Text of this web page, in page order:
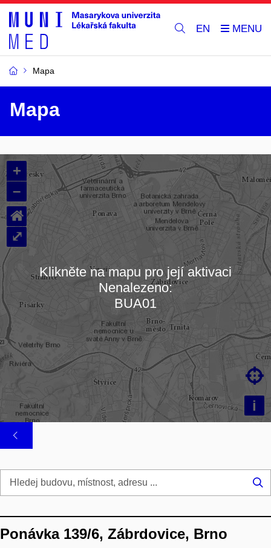
EN
Mapa
Mapa
Načítám mapu…
+
–
i

⌂
⤢
Klikněte na mapu pro její aktivaci
Nenalezeno:
BUA01
Ponávka 139/6, Zábrdovice, Brno